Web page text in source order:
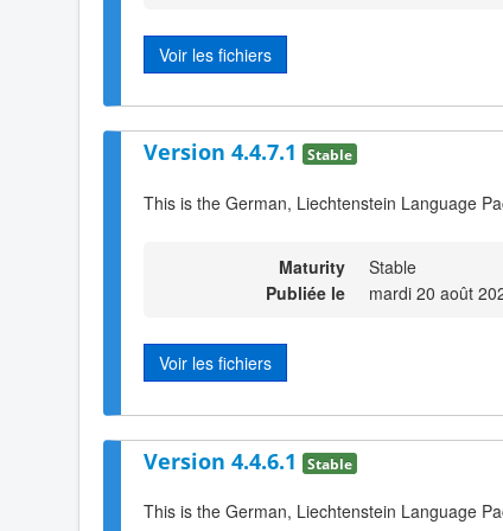
Voir les fichiers
Version 4.4.7.1 Stable
This is the German, Liechtenstein Language
Maturity
Stable
Publiée le
mardi 20 août
Voir les fichiers
Version 4.4.6.1 Stable
This is the German, Liechtenstein Language